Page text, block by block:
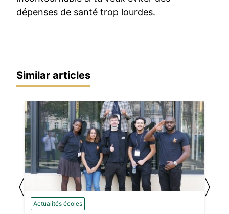
dépenses de santé trop lourdes.
Similar articles
Actualités écoles
〈 〉